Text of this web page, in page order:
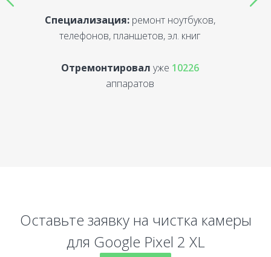
Специализация:ремонт ноутбуков,
телефонов, планшетов, эл. книг
Отремонтировал уже 10226
аппаратов
Оставьте заявку на чистка камеры
для Google Pixel 2 XL